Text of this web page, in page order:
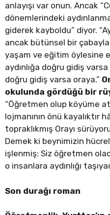
anlayışı var onun. Ancak
dönemlerindeki
giderek kayboldu” diyor.
ancak bütünsel bir
yaşam ve eğitim öylesine
aydınlığa doğru gidiş
doğru gidiş varsa oraya.”
okulunda gördüğü bir
“Öğretmen olup köyüme
lojmanının önü kayalıktır
topraklıkmış Orayı
Demek ki beynimizin
işlenmiş: Siz öğretmen
o insanlara aydınlığı
Son durağı roman